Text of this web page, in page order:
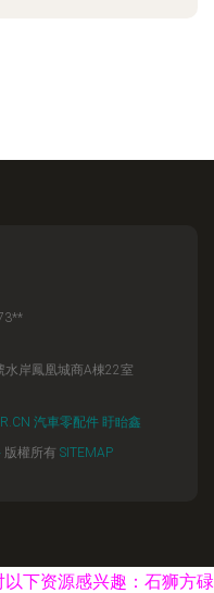
岸鳳凰城商A棟22室
汽車零配件 盱眙鑫
版權所有 SITEMAP
下资源感兴趣：石狮方碌